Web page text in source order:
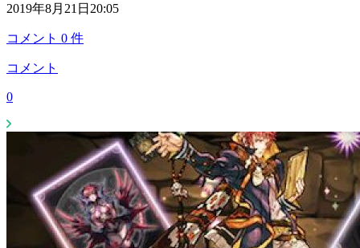
2019年8月21日20:05
コメント 0 件
コメント
0